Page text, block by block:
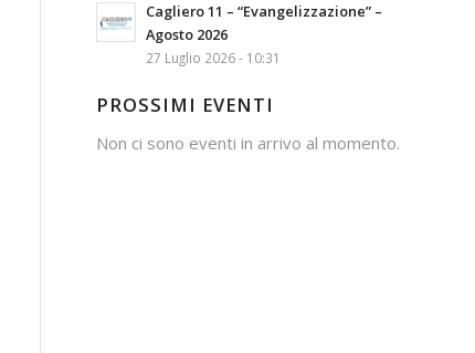
Cagliero 11 – “Evangelizzazione” –
Agosto 2026
27 Luglio 2026 - 10:31
PROSSIMI EVENTI
Non ci sono eventi in arrivo al momento.